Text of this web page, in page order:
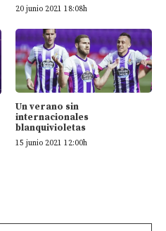
20 junio 2021 18:08h
Un verano sin
internacionales
blanquivioletas
15 junio 2021 12:00h